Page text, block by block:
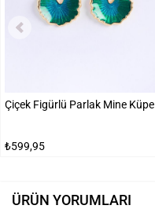
Çiçek Figürlü Parlak Mine Küpe
₺599,95
ÜRÜN YORUMLARI